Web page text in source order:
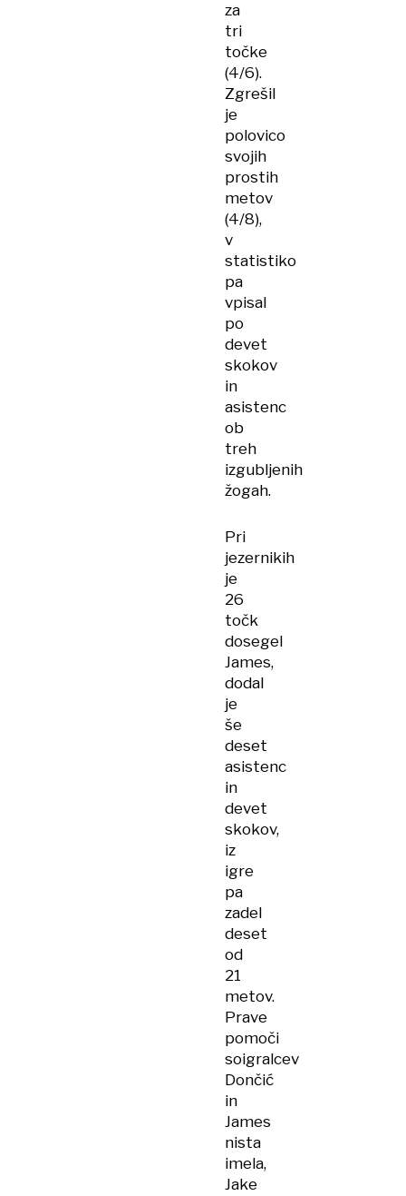
za
tri
točke
(4/6).
Zgrešil
je
polovico
svojih
prostih
metov
(4/8),
v
statistiko
pa
vpisal
po
devet
skokov
in
asistenc
ob
treh
izgubljenih
žogah.
Pri
jezernikih
je
26
točk
dosegel
James,
dodal
je
še
deset
asistenc
in
devet
skokov,
iz
igre
pa
zadel
deset
od
21
metov.
Prave
pomoči
soigralcev
Dončić
in
James
nista
imela,
Jake